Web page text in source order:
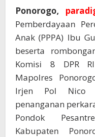
Ponorogo,
Pemberdayaan
Anak (PPPA) Ibu
beserta
Komisi 8 DPR
Mapolres
Irjen Pol Nico
penanganan
Pondok
Kabupaten